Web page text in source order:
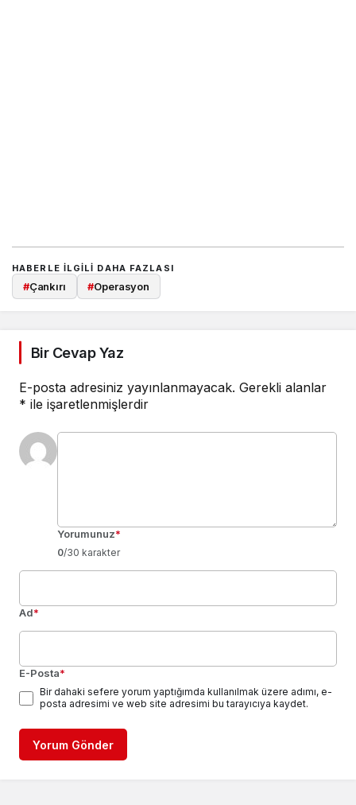
HABERLE ILGILI DAHA FAZLASI
#Çankırı #Operasyon
Bir Cevap Yaz
E-posta adresiniz yayınlanmayacak. Gerekli alanlar
* ile işaretlenmişlerdir
Yorumunuz*
0/30 karakter
Ad*
E-Posta*
Bir dahaki sefere yorum yaptığımda kullanılmak üzere adımı, e-
posta adresimi ve web site adresimi bu tarayıcıya kaydet.
Yorum Gönder